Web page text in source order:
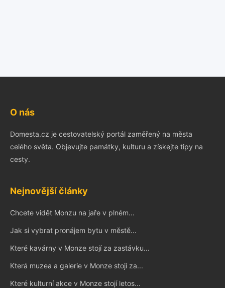
O nás
Domesta.cz je cestovatelský portál zaměřený na města
celého světa. Objevujte památky, kulturu a získejte tipy na
cesty.
Nejnovější články
Chcete vidět Monzu na jaře v plném...
Jak si vybrat pronájem bytu v městě...
Které kavárny v Monze stojí za zastávku...
Která muzea a galerie v Monze stojí za...
Které kulturní akce v Monze stojí letos...